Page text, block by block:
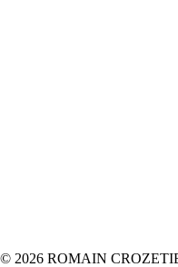
© 2026 ROMAIN